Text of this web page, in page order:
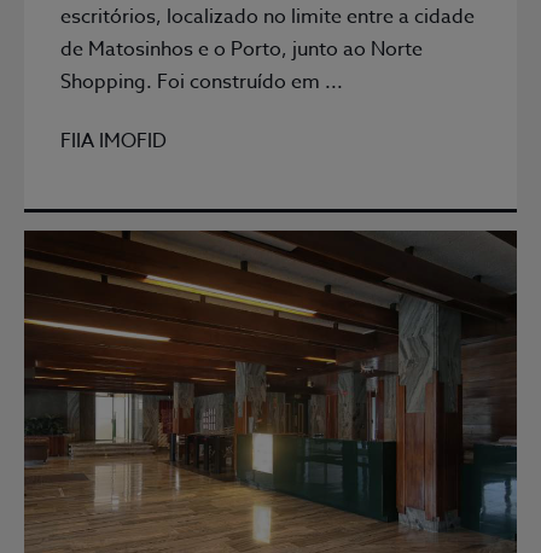
escritórios, localizado no limite entre a cidade
de Matosinhos e o Porto, junto ao Norte
Shopping. Foi construído em ...
FIIA IMOFID